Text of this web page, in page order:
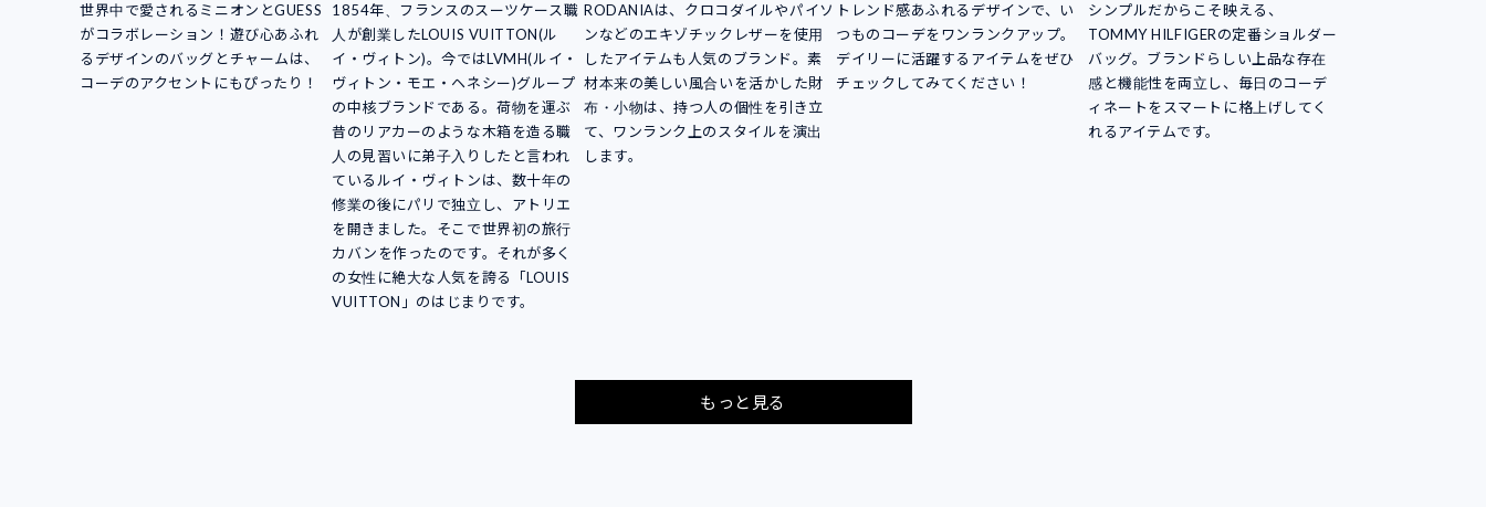
世界中で愛されるミニオンとGUESS
がコラボレーション！遊び心あふれ
るデザインのバッグとチャームは、
コーデのアクセントにもぴったり！
1854年、フランスのスーツケース職
人が創業したLOUIS VUITTON(ル
イ・ヴィトン)。今ではLVMH(ルイ・
ヴィトン・モエ・ヘネシー)グループ
の中核ブランドである。荷物を運ぶ
昔のリアカーのような木箱を造る職
人の見習いに弟子入りしたと言われ
ているルイ・ヴィトンは、数十年の
修業の後にパリで独立し、アトリエ
を開きました。そこで世界初の旅行
カバンを作ったのです。それが多く
の女性に絶大な人気を誇る「LOUIS
VUITTON」のはじまりです。
RODANIAは、クロコダイルやパイソ
ンなどのエキゾチックレザーを使用
したアイテムも人気のブランド。素
材本来の美しい風合いを活かした財
布・小物は、持つ人の個性を引き立
て、ワンランク上のスタイルを演出
します。
トレンド感あふれるデザインで、い
つものコーデをワンランクアップ。
デイリーに活躍するアイテムをぜひ
チェックしてみてください！
シンプルだからこそ映える、
TOMMY HILFIGERの定番ショルダー
バッグ。ブランドらしい上品な存在
感と機能性を両立し、毎日のコーデ
ィネートをスマートに格上げしてく
れるアイテムです。
もっと見る